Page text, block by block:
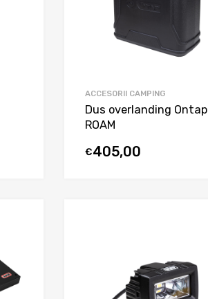
ACCESORII CAMPING
Dus overlanding Ontap
ROAM
€405,00